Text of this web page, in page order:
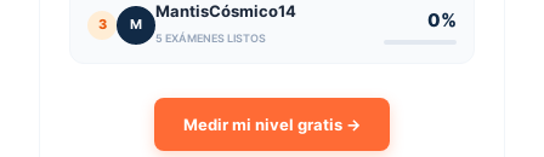
3 M
MantisCósmico14
5 EXÁMENES LISTOS
0%
Medir mi nivel gratis →